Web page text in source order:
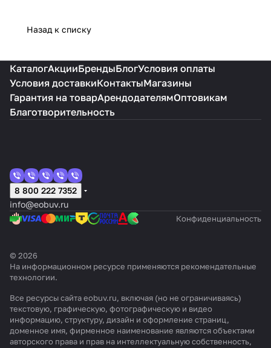
Назад к списку
КаталогАкцииБрендыБлогУсловия оплаты
Условия доставкиКонтактыМагазины
Гарантия на товарАрендодателямОптовикам
Благотворительность
8 800 222 7352
info@eobuv.ru
Конфиденциальность
© 2026
На информационном ресурсе применяются рекомендательные
технологии.
Все ресурсы сайта eobuv.ru, включая (но не ограничиваясь)
текстовую, графическую, фотографическую и видео
информацию, структуру, дизайн и оформление страниц,
доменное имя, фирменное наименование являются объектами
авторского права и прав на интеллектуальную собственность,